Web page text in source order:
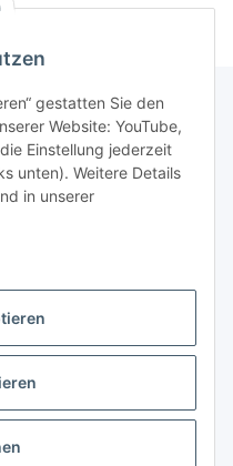
gestatten Sie den
Website: YouTube,
Einstellung jederzeit
unten). Weitere Details
in unserer
Versand